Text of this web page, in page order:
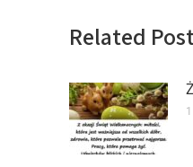
Related